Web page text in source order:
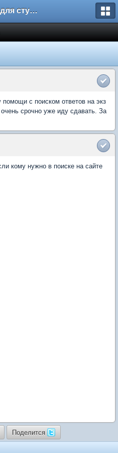
Форум для студента СГА
с поиском ответов на экз
срочно уже иду сдавать. За
кому нужно в поиске на сайте
Поделится